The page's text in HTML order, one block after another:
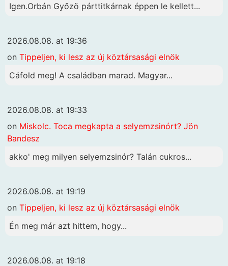
Igen.Orbán Győzö párttitkárnak éppen le kellett...
2026.08.08. at 19:36
on Tippeljen, ki lesz az új köztársasági elnök
Cáfold meg! A családban marad. Magyar...
2026.08.08. at 19:33
on Miskolc. Toca megkapta a selyemzsinórt? Jön
Bandesz
akko' meg milyen selyemzsinór? Talán cukros...
2026.08.08. at 19:19
on Tippeljen, ki lesz az új köztársasági elnök
Én meg már azt hittem, hogy...
2026.08.08. at 19:18